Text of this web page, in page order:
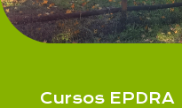
Cursos EPDRA